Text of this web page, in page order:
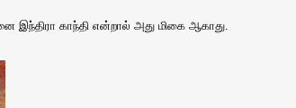
இந்திரா காந்தி என்றால் அது மிகை ஆகாது.